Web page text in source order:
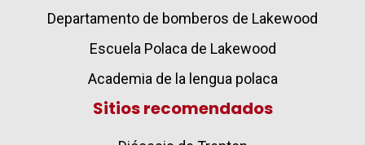
Departamento de bomberos de Lakewood
Escuela Polaca de Lakewood
Academia de la lengua polaca
Sitios recomendados